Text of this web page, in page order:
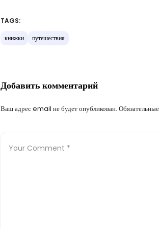
TAGS:
книжки путешествия
Добавить комментарий
Ваш адрес email не будет опубликован.